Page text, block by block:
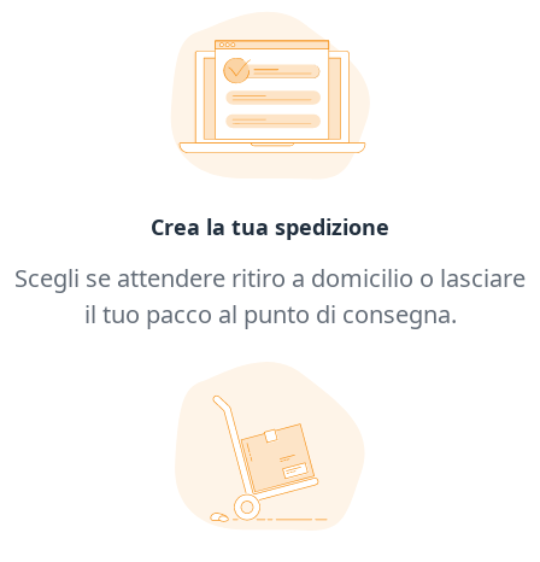
Crea la tua spedizione
Scegli se attendere ritiro a domicilio o lasciare
il tuo pacco al punto di consegna.